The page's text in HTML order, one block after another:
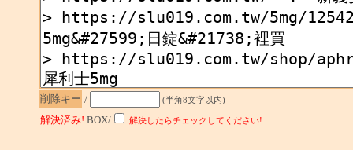
削除キー / (半角8文字以内)
解決済み! BOX/ 解決したらチェックしてください!